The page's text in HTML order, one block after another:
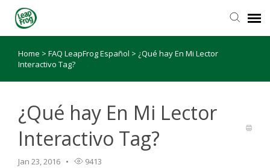
Home > FAQ LeapFrog Español > ¿Qué hay En Mi Lector
Interactivo Tag?
¿Qué hay En Mi Lector
Interactivo Tag?
Jan 23, 2016 9413